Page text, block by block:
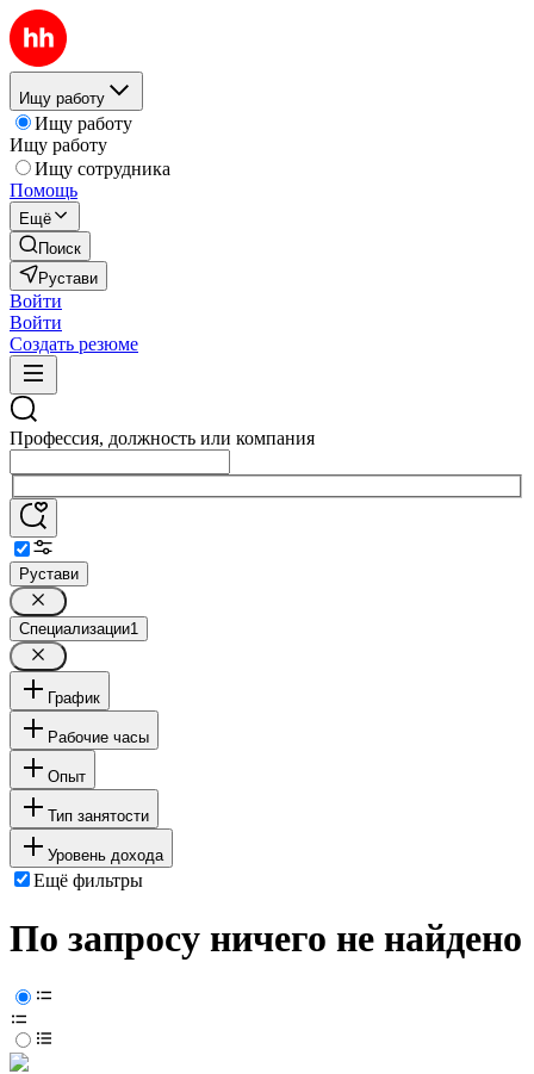
Ищу работу
Ищу работу
Ищу работу
Ищу сотрудника
Помощь
Ещё
Поиск
Рустави
Войти
Войти
Создать резюме
Профессия, должность или компания
Рустави
Специализации1
График
Рабочие часы
Опыт
Тип занятости
Уровень дохода
Ещё фильтры
По запросу ничего не найдено